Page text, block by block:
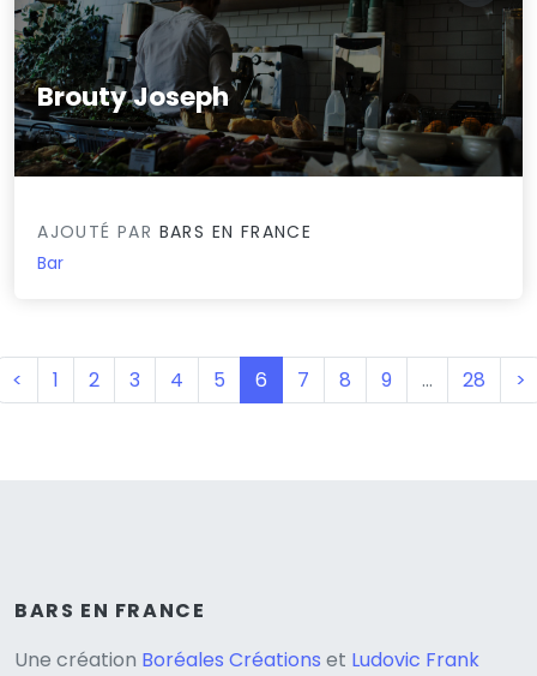
Brouty Joseph
0/5
AJOUTÉ PAR BARS EN FRANCE
Bar
< 1 2 3 4 5 6(current)
7 8 9 … 28 >
BARS EN FRANCE
Une création Boréales Créations et Ludovic Frank